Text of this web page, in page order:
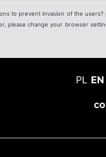
to prevent invasion of the users?
please change your browser
PL EN